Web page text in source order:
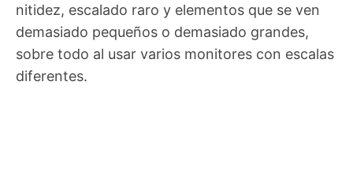
nitidez, escalado raro y elementos que se ven
demasiado pequeños o demasiado grandes,
sobre todo al usar varios monitores con escalas
diferentes.